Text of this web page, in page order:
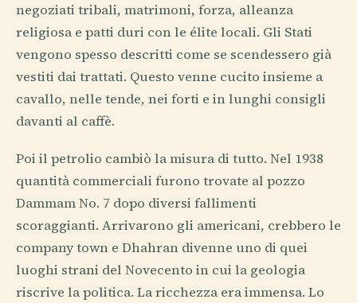
negoziati tribali, matrimoni, forza, alleanza
religiosa e patti duri con le élite locali. Gli Stati
vengono spesso descritti come se scendessero già
vestiti dai trattati. Questo venne cucito insieme a
cavallo, nelle tende, nei forti e in lunghi consigli
davanti al caffè.
Poi il petrolio cambiò la misura di tutto. Nel 1938
quantità commerciali furono trovate al pozzo
Dammam No. 7 dopo diversi fallimenti
scoraggianti. Arrivarono gli americani, crebbero le
company town e Dhahran divenne uno di quei
luoghi strani del Novecento in cui la geologia
riscrive la politica. La ricchezza era immensa. Lo